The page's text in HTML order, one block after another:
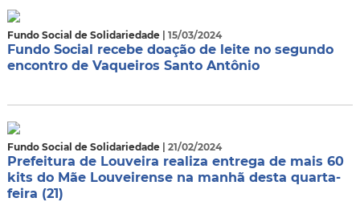
Fundo Social de Solidariedade | 15/03/2024
Fundo Social recebe doação de leite no segundo
encontro de Vaqueiros Santo Antônio
Fundo Social de Solidariedade | 21/02/2024
Prefeitura de Louveira realiza entrega de mais 60
kits do Mãe Louveirense na manhã desta quarta-
feira (21)